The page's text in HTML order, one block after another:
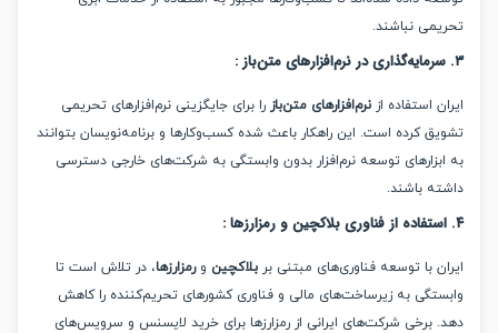
نباشند.
:
استفاده ازنرم‌افزارهای متن‌بازرا برای جایگزینی نرم‌افزارهای تحریمی
کرده است. این راهکار باعث شده کسب‌وکارها و برنامه‌نویسان بتوانند
توسعه نرم‌افزار بدون وابستگی به شرکت‌های خارجی دسترسی
باشند.
:
با توسعه فناوری‌های مبتنی بر بلاکچینورمزارزها، در تلاش است تا
به زیرساخت‌های مالی و فناوری کشورهای تحریم‌کننده را کاهش
برخی شرکت‌های ایرانی از رمزارزها برای خرید لایسنس و سرویس‌های